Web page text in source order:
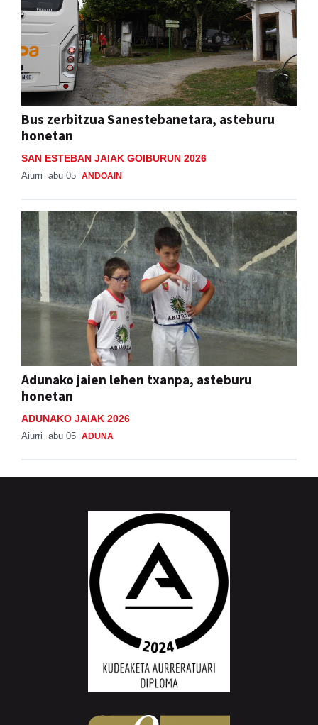
Bus zerbitzua Sanestebanetara, asteburu
honetan
SAN ESTEBAN JAIAK GOIBURUN 2026
Aiurri abu 05 ANDOAIN
Adunako jaien lehen txanpa, asteburu
honetan
ADUNAKO JAIAK 2026
Aiurri abu 05 ADUNA